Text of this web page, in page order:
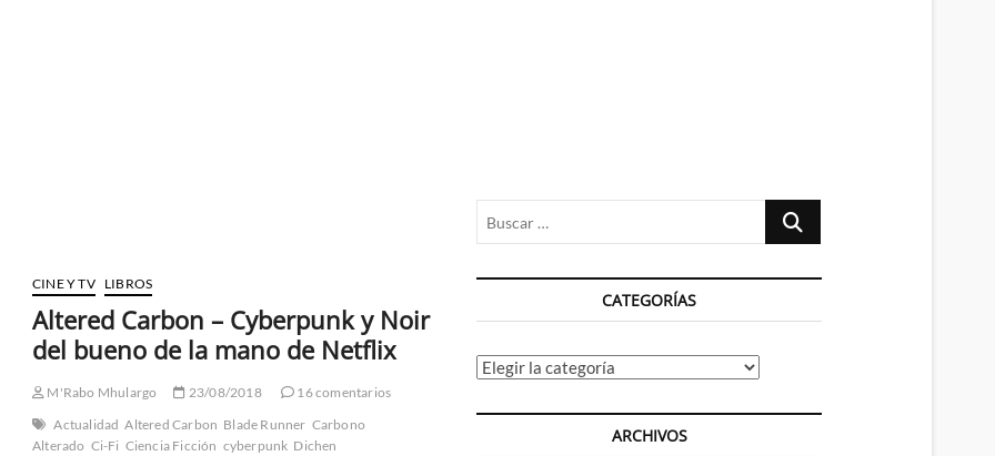
CINE Y TV LIBROS
Altered Carbon – Cyberpunk y Noir
del bueno de la mano de Netflix
M'Rabo Mhulargo 23/08/2018
16 comentarios
Actualidad Altered Carbon Blade Runner Carbono
Alterado Ci-Fi Ciencia Ficción cyberpunk Dichen
Buscar
CATEGORÍAS
Categorías
ARCHIVOS